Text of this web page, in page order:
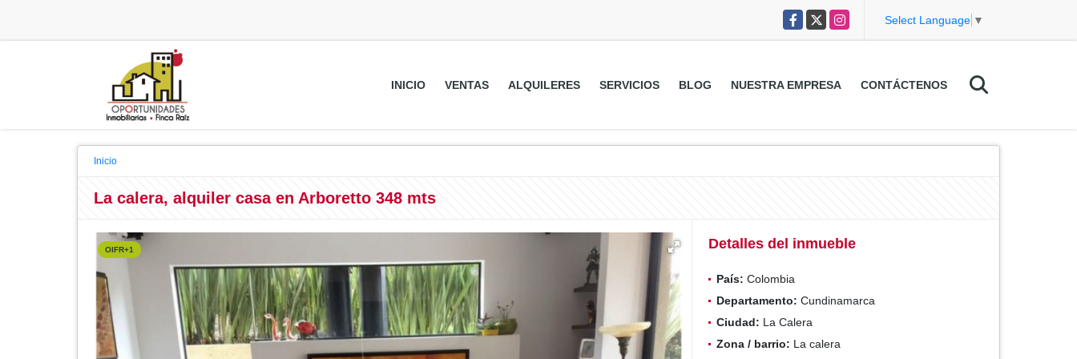
Facebook
X Instagram Select Language ▼
INICIO VENTAS ALQUILERES SERVICIOS BLOG NUESTRA EMPRESA CONTÁCTENOS
Inicio
La calera, alquiler casa en Arboretto 348 mts
OIFR+1 Detalles del inmueble
País: Colombia
Departamento: Cundinamarca
Ciudad: La Calera
Zona / barrio: La calera